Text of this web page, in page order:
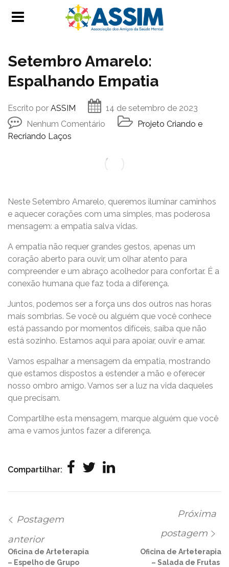
Setembro Amarelo:
Espalhando Empatia
Escrito por ASSIM
14 de setembro de 2023
Nenhum Comentário
Projeto Criando e
Recriando Laços
Neste Setembro Amarelo, queremos iluminar caminhos
e aquecer corações com uma simples, mas poderosa
mensagem: a empatia salva vidas.
A empatia não requer grandes gestos, apenas um
coração aberto para ouvir, um olhar atento para
compreender e um abraço acolhedor para confortar. É a
conexão humana que faz toda a diferença.
Juntos, podemos ser a força uns dos outros nas horas
mais sombrias. Se você ou alguém que você conhece
está passando por momentos difíceis, saiba que não
está sozinho. Estamos aqui para apoiar, ouvir e amar.
Vamos espalhar a mensagem da empatia, mostrando
que estamos dispostos a estender a mão e oferecer
nosso ombro amigo. Vamos ser a luz na vida daqueles
que precisam.
Compartilhe esta mensagem, marque alguém que você
ama e vamos juntos fazer a diferença.
Compartilhar:
Postagem
anterior
Oficina de Arteterapia
– Espelho de Grupo
Próxima
postagem
Oficina de Arteterapia
– Salada de Frutas